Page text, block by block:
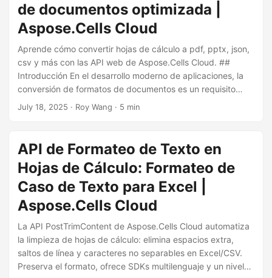
de documentos optimizada |
Aspose.Cells Cloud
Aprende cómo convertir hojas de cálculo a pdf, pptx, json,
csv y más con las API web de Aspose.Cells Cloud. ##
Introducción En el desarrollo moderno de aplicaciones, la
conversión de formatos de documentos es un requisito
común pero complejo. Las soluciones tradicionales a
integración para los desarrolladores. Cells Cloud 4.0
aborda esto rediseñando su funcionalidad de conversión
con un diseño de API minimalista y un enfoque de un solo
propósito, permitiendo a los desarrolladores lograr una
conversión de formatos de documentos sin esfuerzo.
July 18, 2025 · Roy Wang · 5 min
API de Formateo de Texto en
Hojas de Cálculo: Formateo de
Caso de Texto para Excel |
Aspose.Cells Cloud
La API PostTrimContent de Aspose.Cells Cloud automatiza
la limpieza de hojas de cálculo: elimina espacios extra,
saltos de línea y caracteres no separables en Excel/CSV.
Preserva el formato, ofrece SDKs multilenguaje y un nivel